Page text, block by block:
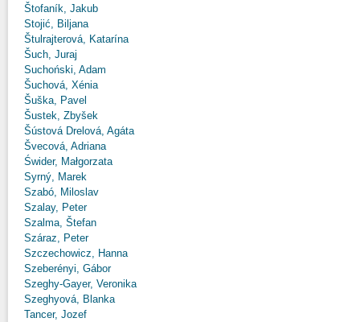
Štofaník, Jakub
Stojić, Biljana
Štulrajterová, Katarína
Šuch, Juraj
Suchoński, Adam
Šuchová, Xénia
Šuška, Pavel
Šustek, Zbyšek
Šústová Drelová, Agáta
Švecová, Adriana
Świder, Małgorzata
Syrný, Marek
Szabó, Miloslav
Szalay, Peter
Szalma, Štefan
Száraz, Peter
Szczechowicz, Hanna
Szeberényi, Gábor
Szeghy-Gayer, Veronika
Szeghyová, Blanka
Tancer, Jozef